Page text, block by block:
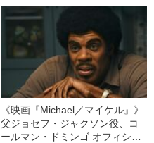
《映画『Michael／マイケル』》
父ジョセフ・ジャクソン役、コ
ールマン・ドミンゴ オフィシャ